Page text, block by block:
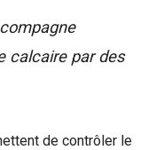
calcaire par des
de contrôler le